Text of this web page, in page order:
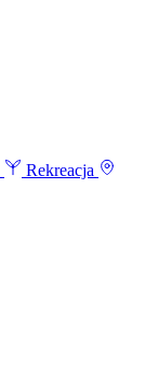
Rekreacja